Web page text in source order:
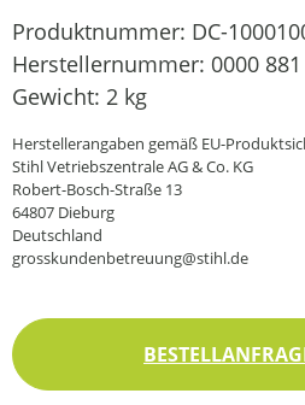
Produktnummer: DC-
Herstellernummer: 0000
Gewicht: 2 kg
Herstellerangaben gemäß EU-
Stihl Vetriebszentrale AG & Co. KG
Robert-Bosch-Straße 13
64807 Dieburg
Deutschland
grosskundenbetreuung@stihl.de